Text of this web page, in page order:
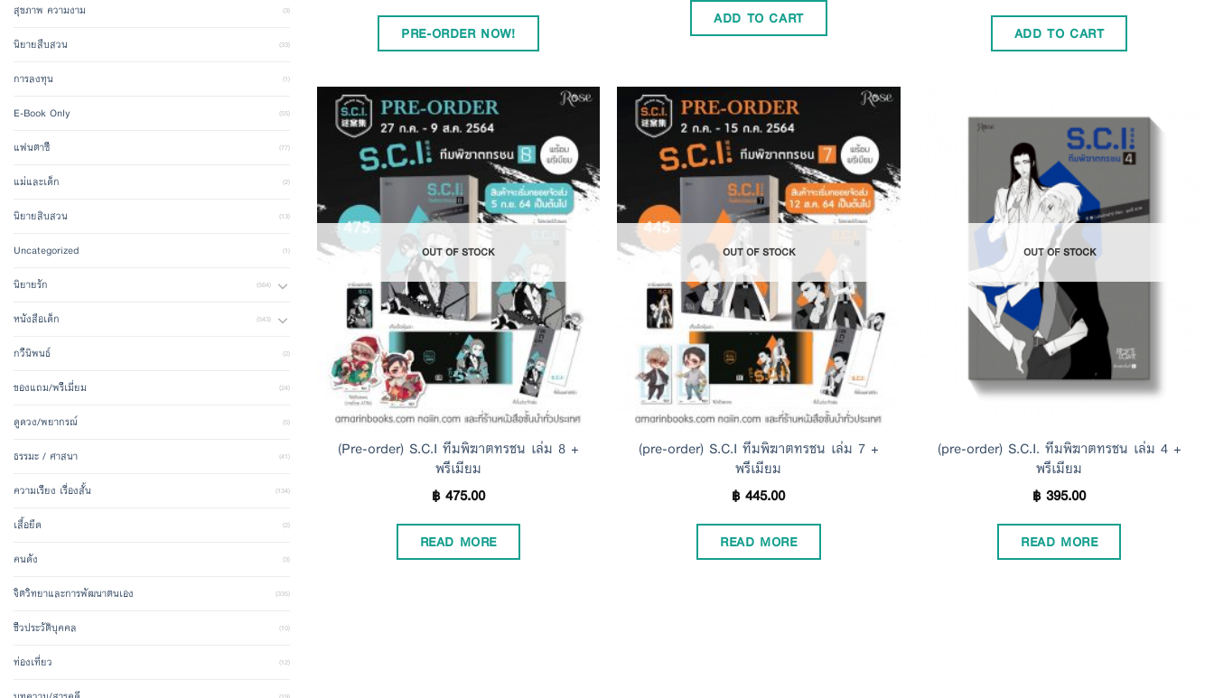
สุขภาพ ความงาม (3)
นิยายสืบสวน (33)
การลงทุน (1)
E-Book Only (55)
แฟนตาซี (77)
แม่และเด็ก (2)
นิยายสิบสวน (13)
Uncategorized (1)
นิยายรัก (564)
หนังสือเด็ก (543)
กวีนิพนธ์ (2)
ของแถม/พรีเมี่ยม (24)
ดูดวง/พยากรณ์ (5)
ธรรมะ / ศาสนา (41)
ความเรียง เรื่องสั้น (134)
เสื้อยืด (2)
คนดัง (3)
จิตวิทยาและการพัฒนาตนเอง (335)
ชีวประวัติบุคคล (10)
ท่องเที่ยว (12)
PRE-ORDER NOW!
ADD TO CART
ADD TO CART
Add to
Wishlist
OUT OF STOCK
(Pre-order) S.C.I ทีมพิฆาตทรชน เล่ม 8 +
พรีเมียม
฿475.00
READ MORE
Add to
Wishlist
OUT OF STOCK
(pre-order) S.C.I ทีมพิฆาตทรชน เล่ม 7 +
พรีเมียม
฿445.00
READ MORE
Wishlist
OUT OF STOCK
(pre-order) S.C.I. ทีมพิฆาตทรชน เล่ม 4 +
พรีเมียม
฿395.00
READ MORE